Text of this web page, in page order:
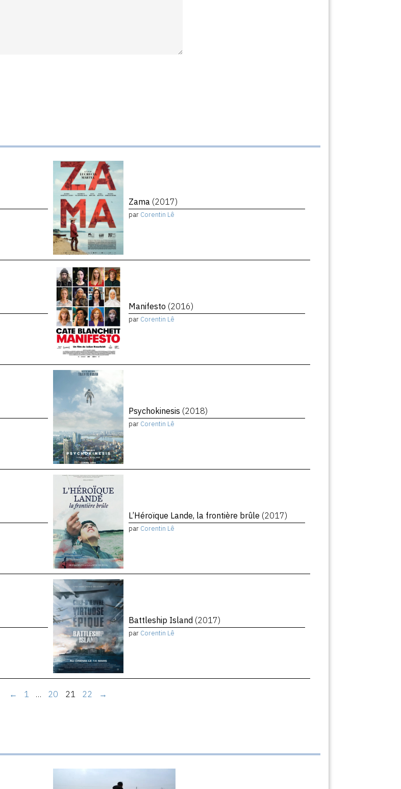
Zama (2017)
par Corentin Lê
Manifesto (2016)
par Corentin Lê
Psychokinesis (2018)
par Corentin Lê
L’Héroïque Lande, la frontière brûle (2017)
par Corentin Lê
Battleship Island (2017)
par Corentin Lê
← 1 … 20 21 22 →